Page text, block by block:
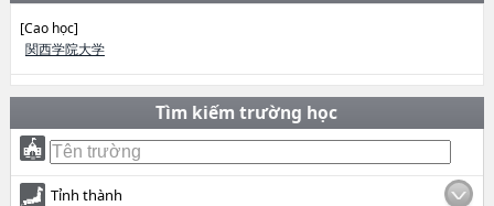
[Cao học]
関西学院大学
Tìm kiếm trường học
Tỉnh thành